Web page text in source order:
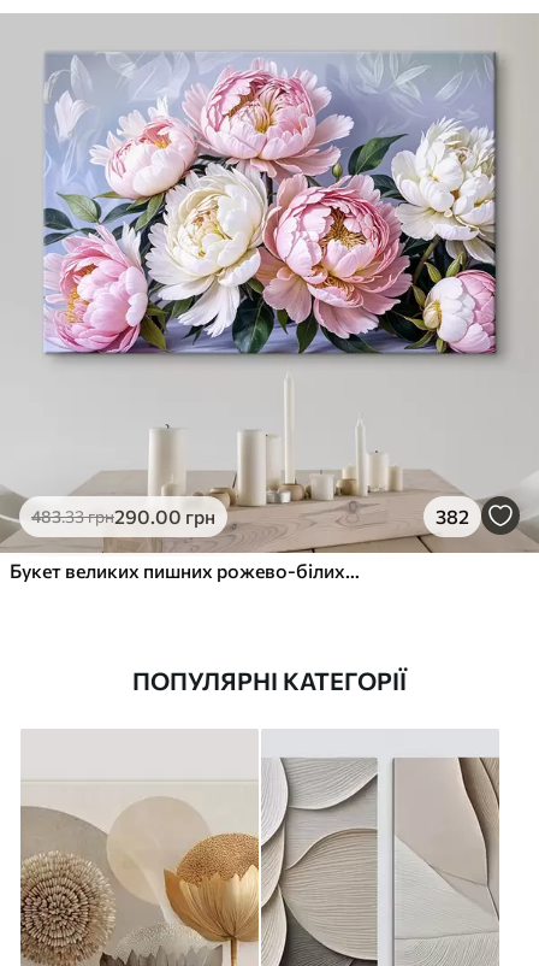
483.33грн290.00 грн 382
Букет великих пишних рожево-білих квітів півонії із зеленим листям на м’якому розмитому фоні
ПОПУЛЯРНІ КАТЕГОРІЇ